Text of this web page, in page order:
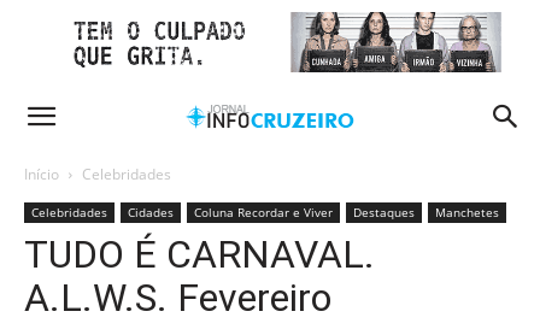
Início Celebridades
Celebridades Cidades Coluna Recordar e Viver Destaques Manchetes
TUDO É CARNAVAL.
A.L.W.S. Fevereiro